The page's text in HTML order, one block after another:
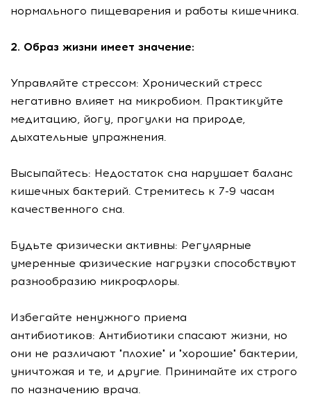
нормального пищеварения и работы кишечника.
2. Образ жизни имеет значение:
Управляйте стрессом: Хронический стресс
негативно влияет на микробиом. Практикуйте
медитацию, йогу, прогулки на природе,
дыхательные упражнения.
Высыпайтесь: Недостаток сна нарушает баланс
кишечных бактерий. Стремитесь к 7-9 часам
качественного сна.
Будьте физически активны: Регулярные
умеренные физические нагрузки способствуют
разнообразию микрофлоры.
Избегайте ненужного приема
антибиотиков: Антибиотики спасают жизни, но
они не различают "плохие" и "хорошие" бактерии,
уничтожая и те, и другие. Принимайте их строго
по назначению врача.